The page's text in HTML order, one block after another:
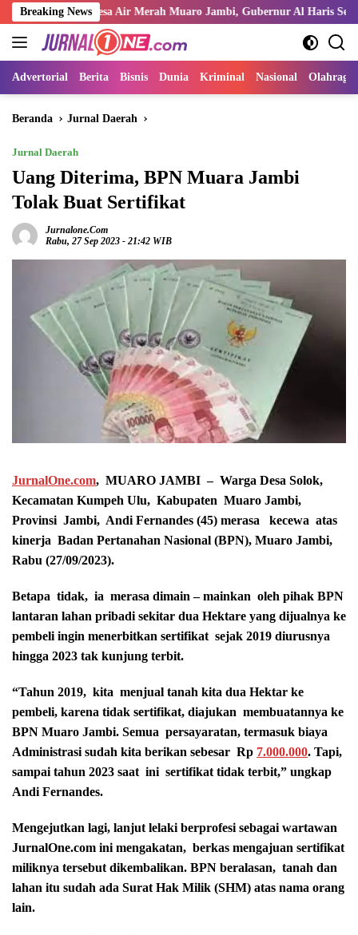
Langsung
ke
konten
Breaking News
di Desa Air Merah Muaro Jambi, Gubernur Al Haris Serukan Ulama
Advertorial Berita Bisnis Dunia Kriminal Nasional Olahraga
Beranda Jurnal Daerah
Jurnal Daerah
Uang Diterima, BPN Muara Jambi
Tolak Buat Sertifikat
Jurnalone.com
Rabu, 27 Sep 2023 - 21:42 WIB
JurnalOne.com, MUARO JAMBI – Warga Desa Solok,
Kecamatan Kumpeh Ulu, Kabupaten Muaro Jambi,
Provinsi Jambi, Andi Fernandes (45) merasa kecewa atas
kinerja Badan Pertanahan Nasional (BPN), Muaro Jambi,
Rabu (27/09/2023).
Betapa tidak, ia merasa dimain – mainkan oleh pihak BPN
lantaran lahan pribadi sekitar dua Hektare yang dijualnya ke
pembeli ingin menerbitkan sertifikat sejak 2019 diurusnya
hingga 2023 tak kunjung terbit.
“Tahun 2019, kita menjual tanah kita dua Hektar ke
pembeli, karena tidak sertifikat, diajukan membuatannya ke
BPN Muaro Jambi. Semua persayaratan, termasuk biaya
Administrasi sudah kita berikan sebesar Rp 7.000.000. Tapi,
sampai tahun 2023 saat ini sertifikat tidak terbit,” ungkap
Andi Fernandes.
Mengejutkan lagi, lanjut lelaki berprofesi sebagai wartawan
JurnalOne.com ini mengakatan, berkas mengajuan sertifikat
miliknya tersebut dikembalikan. BPN beralasan, tanah dan
lahan itu sudah ada Surat Hak Milik (SHM) atas nama orang
lain.